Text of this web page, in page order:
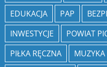
EDUKACJA
PAP
INWESTYCJE
POWIAT
PIŁKA RĘCZNA
MUZYKA